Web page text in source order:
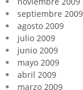
septiembre 2009
agosto 2009
julio 2009
junio 2009
mayo 2009
abril 2009
marzo 2009